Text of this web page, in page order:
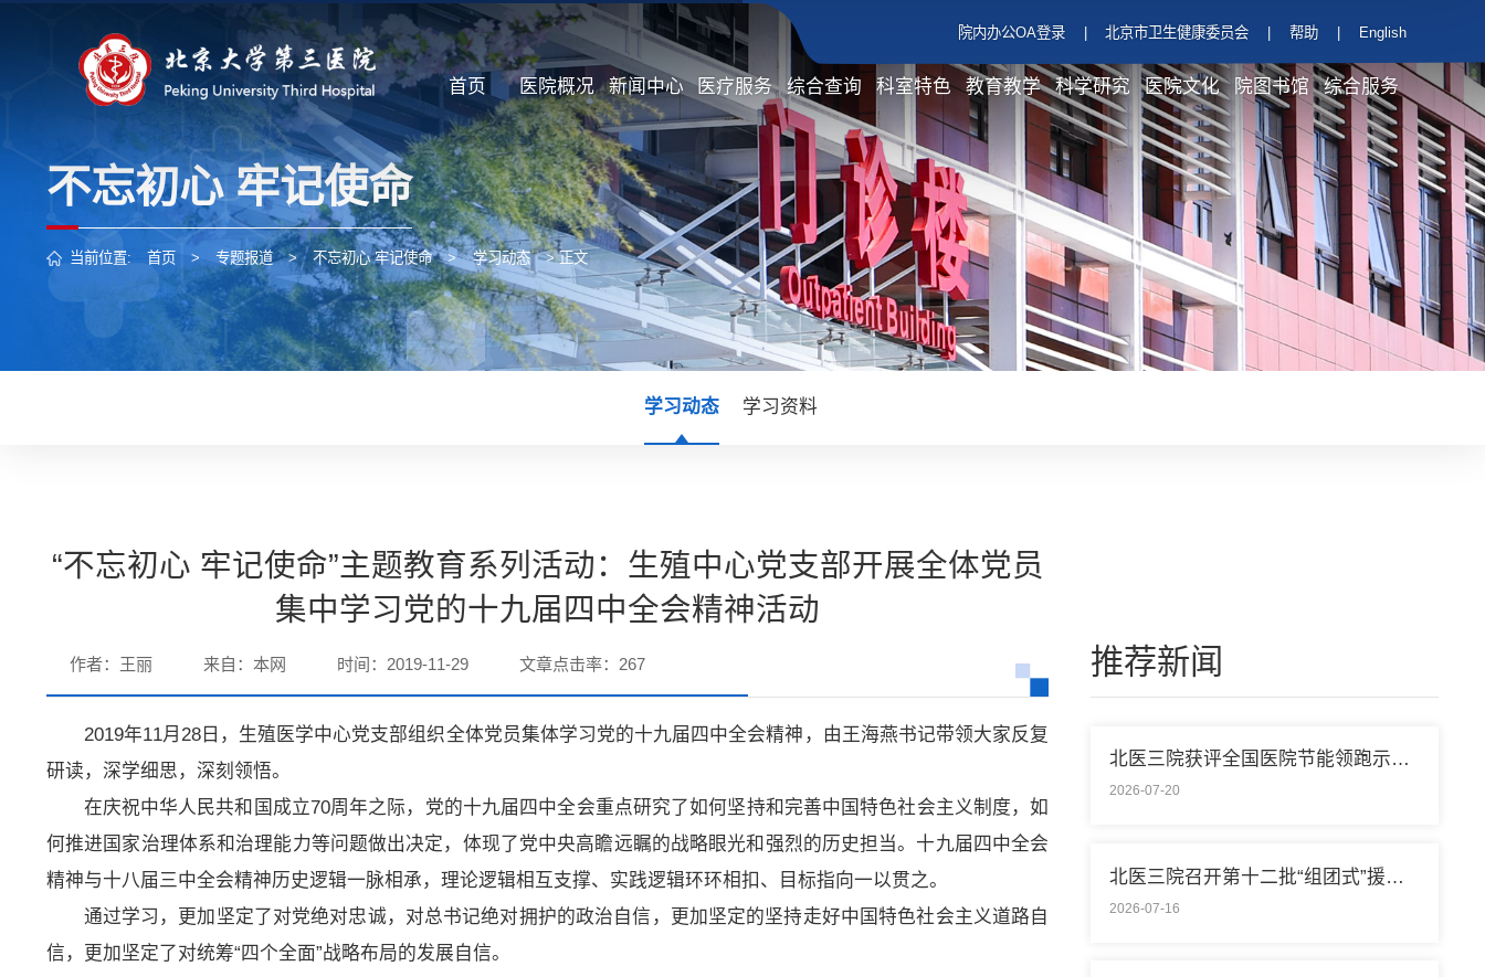
院内办公OA登录 北京市卫生健康委员会 帮助 English
首页 医院概况 新闻中心 医疗服务 综合查询 科室特色 教育教学 科学研究 医院文化 院图书馆 综合服务
不忘初心 牢记使命
当前位置: 首页 > 专题报道 > 不忘初心 牢记使命 > 学习动态 > 正文
学习动态 学习资料
“不忘初心 牢记使命”主题教育系列活动：生殖中心党支部开展全体党员
集中学习党的十九届四中全会精神活动
作者：王丽 来自：本网 时间：2019-11-29 文章点击率： 267
2019年11月28日，生殖医学中心党支部组织全体党员集体学习党的十九届四中全会精神，由王海燕书记带领大家反复
研读，深学细思，深刻领悟。
在庆祝中华人民共和国成立70周年之际，党的十九届四中全会重点研究了如何坚持和完善中国特色社会主义制度，如
何推进国家治理体系和治理能力等问题做出决定，体现了党中央高瞻远瞩的战略眼光和强烈的历史担当。十九届四中全会
精神与十八届 三中全会精神历史逻辑一脉相承，理论逻辑相互支撑、实践逻辑环环相扣、目标指向一以贯之。
通过学习，更加坚定了对党绝对忠诚，对总书记绝对拥护的政治自信，更加坚定的坚持走好中国特色社会主义道路自
信，更加坚定了对统筹“四个全面”战略布局的发展自信。
推荐新闻
北医三院获评全国医院节能领跑示范单位称号
2026-07-20
北医三院召开第十二批“组团式”援藏医疗队欢送会
2026-07-16